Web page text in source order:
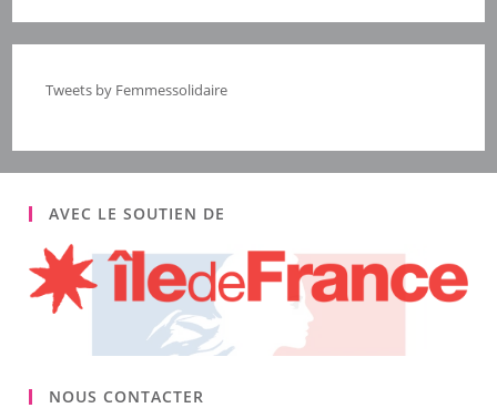
Tweets by Femmessolidaire
AVEC LE SOUTIEN DE